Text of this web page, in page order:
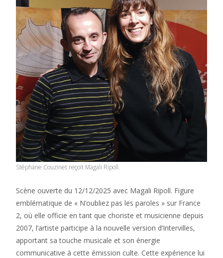
Stéphane Couzinet reçoit Magali Ripoll.
Scène ouverte du 12/12/2025 avec Magali Ripoll. Figure
emblématique de « N’oubliez pas les paroles » sur France
2, où elle officie en tant que choriste et musicienne depuis
2007, l’artiste participe à la nouvelle version d’Intervilles,
apportant sa touche musicale et son énergie
communicative à cette émission culte. Cette expérience lui